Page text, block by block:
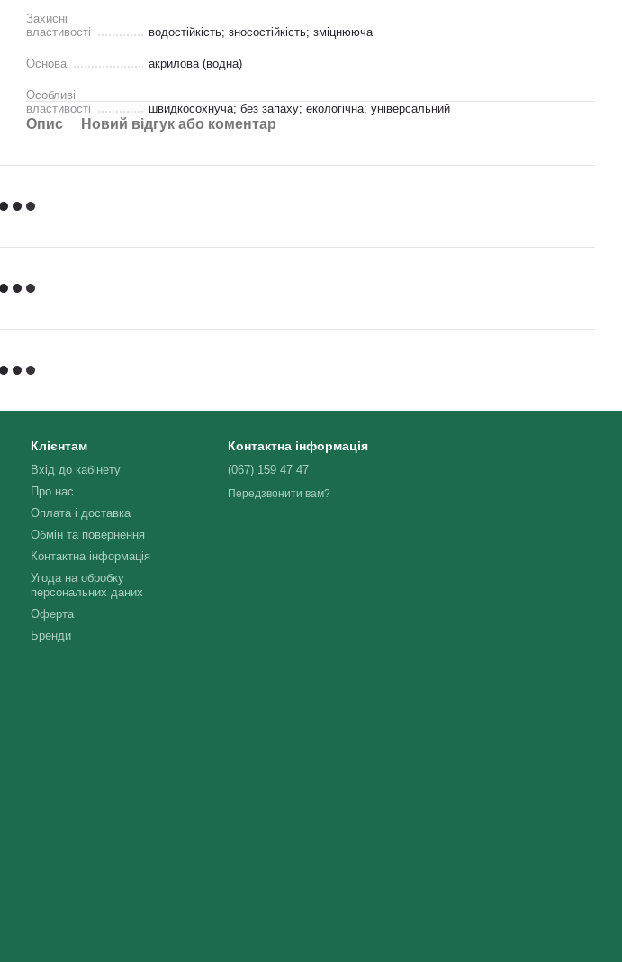
Захисні
властивості
водостійкість; зносостійкість; зміцнююча
Основа акрилова (водна)
Особливі
властивості
швидкосохнуча; без запаху; екологічна; універсальний
Опис Новий відгук або коментар
Клієнтам
Вхід до кабінету
Про нас
Оплата і доставка
Обмін та повернення
Контактна інформація
Угода на обробку
персональних даних
Оферта
Бренди
Контактна інформація
(067) 159 47 47
Передзвонити вам?